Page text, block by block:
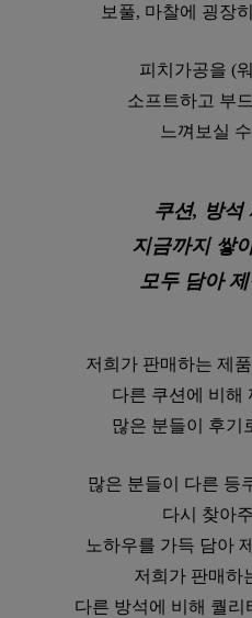
보풀, 마찰에 굉장
피치가공을 (
소프트하고 부
느껴보실
쿠션, 방석
지금까지 쌓
모두 담아
저희가 판매하는 제
다른 쿠션에 비해
많은 분들이 후기
많은 분들이 다른 등
다시 찾아
노하우를 가득 담아
저희가 판매하
다른 방석에 비해 퀄